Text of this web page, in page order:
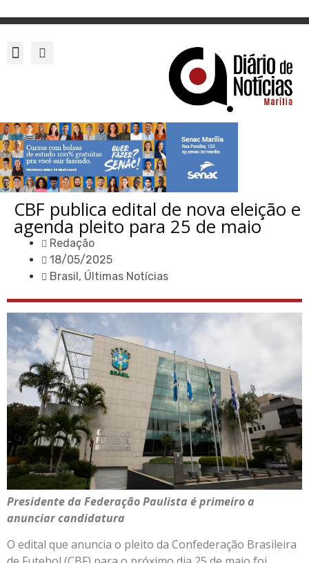
CBF publica edital de nova eleição e
agenda pleito para 25 de maio
Redação
18/05/2025
Brasil, Últimas Notícias
Presidente da Federação Paulista é primeiro a
anunciar candidatura
O edital que anuncia o pleito da Confederação Brasileira